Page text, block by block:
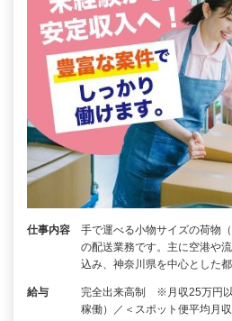
仕事内容
手で運べる小物サイズの荷物
の配送業務です。主に空港や
込み、神奈川県を中心とした
給与
完全出来高制 ※月収25万円
稼働）／＜スポット便平均月